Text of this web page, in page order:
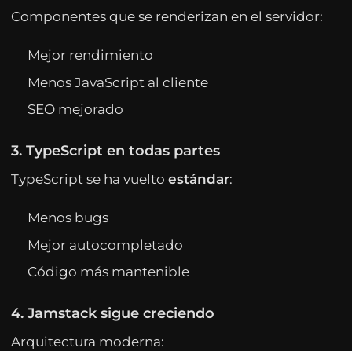
Componentes que se renderizan en el servidor:
Mejor rendimiento
Menos JavaScript al cliente
SEO mejorado
3. TypeScript en todas partes
TypeScript se ha vuelto estándar:
Menos bugs
Mejor autocompletado
Código más mantenible
4. Jamstack sigue creciendo
Arquitectura moderna: